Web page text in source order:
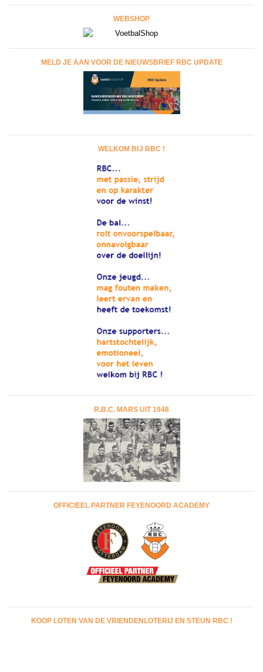
WEBSHOP
MELD JE AAN VOOR DE NIEUWSBRIEF RBC UPDATE
WELKOM BIJ RBC !
R.B.C. MARS UIT 1948
OFFICIEEL PARTNER FEYENOORD ACADEMY
KOOP LOTEN VAN DE VRIENDENLOTERIJ EN STEUN RBC !